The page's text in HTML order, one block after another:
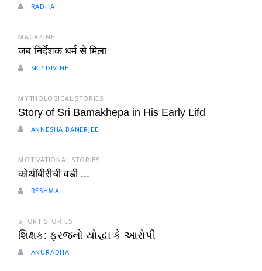
RADHA
MAGAZINE
जब निर्देशक धर्म से मिला
SKP DIVINE
MYTHOLOGICAL STORIES
Story of Sri Bamakhepa in His Early Lifd
ANNESHA BANERJEE
MOTIVATIONAL STORIES
कोथींबीरीची वडी ...
RESHMA
SHORT STORIES
શિક્ષક: ફરજનો યોદ્ધા કે આરોપી
ANURADHA